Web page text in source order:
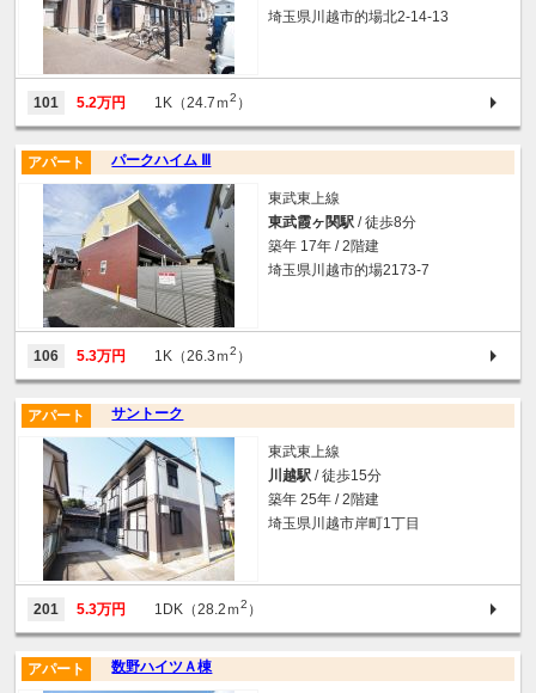
埼玉県川越市的場北2-14-13
101 5.2万円 1K（24.7ｍ2 ）
パークハイム Ⅲ
アパート
東武東上線
東武霞ヶ関駅 / 徒歩8分
築年 17年 / 2階建
埼玉県川越市的場2173-7
106 5.3万円 1K（26.3ｍ2 ）
サントーク
アパート
東武東上線
川越駅 / 徒歩15分
築年 25年 / 2階建
埼玉県川越市岸町1丁目
201 5.3万円 1DK（28.2ｍ2 ）
数野ハイツＡ棟
アパート